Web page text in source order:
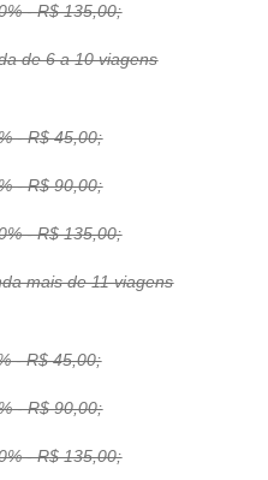
- R$ 135,00;
de 6 a 10 viagens
- R$ 45,00;
- R$ 90,00;
- R$ 135,00;
mais de 11 viagens
- R$ 45,00;
- R$ 90,00;
- R$ 135,00;